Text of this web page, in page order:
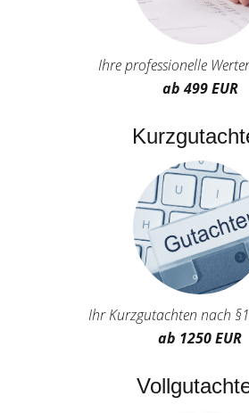
Ihre professionelle
ab 499 EUR
Ihr Kurzgutachten nach
ab 1250 EUR